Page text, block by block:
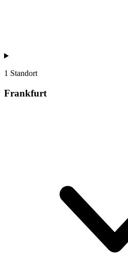
1 Standort
Frankfurt